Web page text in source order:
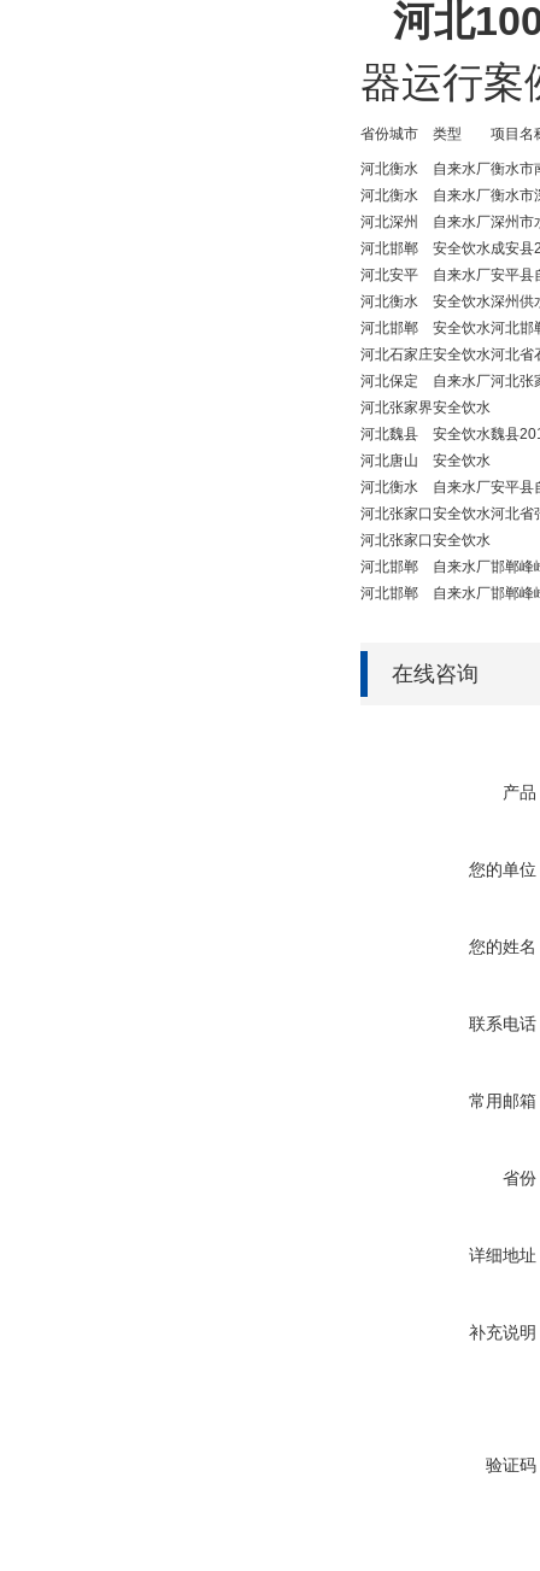
河北
器运行案
省份城市 类型 项目名
河北衡水 自来水厂衡水市
河北衡水 自来水厂衡水市
河北深州 自来水厂深州市
河北邯郸 安全饮水成安县
河北安平 自来水厂安平县
河北衡水 安全饮水深州供
河北邯郸 安全饮水河北邯
河北石家庄安全饮水河北省
河北保定 自来水厂河北张
河北张家界安全饮水
河北魏县 安全饮水魏县
河北唐山
安全饮水
河北衡水 自来水厂安平县
河北张家口安全饮水河北省
河北张家口安全饮水
河北邯郸 自来水厂邯郸峰
河北邯郸 自来水厂邯郸峰
在线咨询
产品
您的单位
您的姓名
联系电话
常用邮箱
省份
详细地址
补充说明
验证码